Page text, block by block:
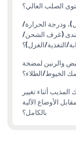
الصلب العالي؟
ودرجة الحرارة/
(غرف الشحن/
التغذية/الغزل)؟
والرنين لمضخة
الخيوط/الطلاء؟
أثناء تغيير
الأوضاع الآلية
بالكامل؟